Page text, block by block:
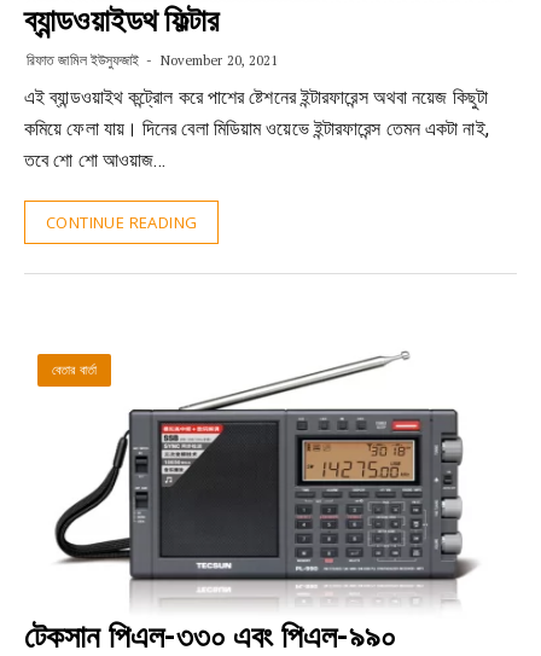
ব্যান্ডওয়াইডথ ফিল্টার
রিফাত জামিল ইউসুফজাই November 20, 2021
এই ব্যান্ডওয়াইথ কন্ট্রোল করে পাশের ষ্টেশনের ইন্টারফারেন্স অথবা নয়েজ কিছুটা
কমিয়ে ফেলা যায়। দিনের বেলা মিডিয়াম ওয়েভে ইন্টারফারেন্স তেমন একটা নাই,
তবে শো শো আওয়াজ…
CONTINUE READING
বেতার বার্তা
টেকসান পিএল-৩৩০ এবং পিএল-৯৯০